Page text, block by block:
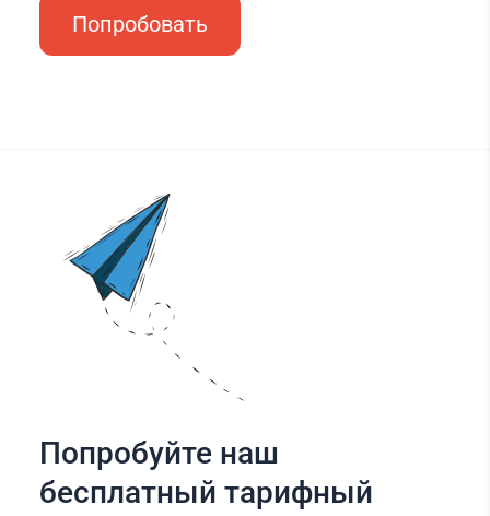
Попробовать
Попробуйте наш
бесплатный тарифный